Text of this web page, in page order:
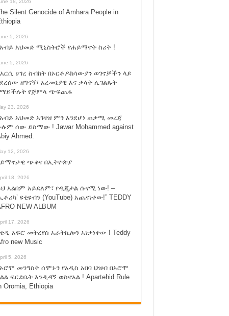
18, 2026
Silent Genocide of Amhara People in
5, 2026
አህመድ ሚኒስትሮች የሐይማኖት ስሪት !
5, 2026
ሀገረ ስብከት በኦርቶዶክሳውያን ወገኖቻችን ላይ
ዘግናኝ፣ አረመኔያዊ እና ቃላት ሊገልጹት
የጅምላ ጭፍጨፋ
23, 2026
አህመድ አገዛዝ ምን እንደሆነ ጠቃሚ መረጃ
ሰው ይስማው ! Jawar Mohammed against
Ahmed.
12, 2026
ጭቆና በኢትዮጵያ
18, 2026
አልበም አይደለም፣ የዲጂታል ሱናሚ ነው! –
ዩቲዩብን (YouTube) አጨናነቀው!” TEDDY
NEW ALBUM
17, 2026
አፍሮ መትረየስ አራትኪሎን አነቃነቀው ! Teddy
new Music
5, 2026
መንግስት ሰሞኑን የአዲስ አበባ ህዝብ በኦሮሞ
ፍርድቤት እንዲዳኝ ወስኖአል ! Apartehid Rule
Oromia, Ethiopia